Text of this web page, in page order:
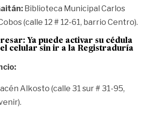
Biblioteca Municipal Carlos
(calle 12 # 12-61, barrio Centro).
Ya puede activar su cédula
celular sin ir a la Registraduría
Alkosto (calle 31 sur # 31-95,